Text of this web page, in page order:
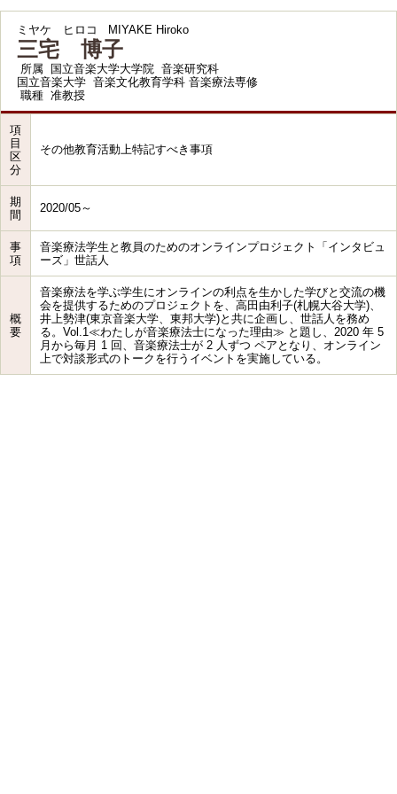
ミヤケ ヒロコ MIYAKE Hiroko
三宅 博子
所属
国立音楽大学大学院 音楽研究科
国立音楽大学 音楽文化教育学科 音楽療法専修
職種 准教授
項
目
区
分
その他教育活動上特記すべき事項
期
間
2020/05～
事
項
音楽療法学生と教員のためのオンラインプロジェクト「インタビュ
ーズ」世話人
概
要
音楽療法を学ぶ学生にオンラインの利点を生かした学びと交流の機
会を提供するためのプロジェクトを、高田由利子(札幌大谷大学)、
井上勢津(東京音楽大学、東邦大学)と共に企画し、世話人を務め
る。Vol.1≪わたしが音楽療法士になった理由≫ と題し、2020 年 5
月から毎月 1 回、音楽療法士が 2 人ずつ ペアとなり、オンライン
上で対談形式のトークを行うイベントを実施している。